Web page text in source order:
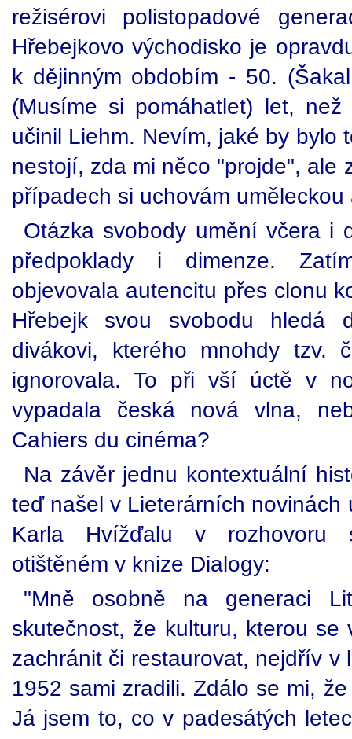
režisérovi polistopadové
Hřebejkovo východisko je
k dějinným obdobím - 50.
(Musíme si pomáhatlet) let,
učinil Liehm. Nevím, jaké by bylo
nestojí, zda mi něco "projde", ale
případech si uchovám
Otázka svobody umění včera i
předpoklady i dimenze.
objevovala autencitu přes clonu
Hřebejk svou svobodu
divákovi, kterého mnohdy tzv.
ignorovala. To při vší úctě v
vypadala česká nová vlna,
Cahiers du cinéma?
Na závěr jednu kontextuální
teď našel v Lieterárních novinách
Karla Hvížďalu v rozhovoru
otištěném v knize Dialogy:
"Mně osobně na generaci
skutečnost, že kulturu, kterou se
zachránit či restaurovat, nejdřív
1952 sami zradili. Zdálo se mi,
Já jsem to, co v padesátých